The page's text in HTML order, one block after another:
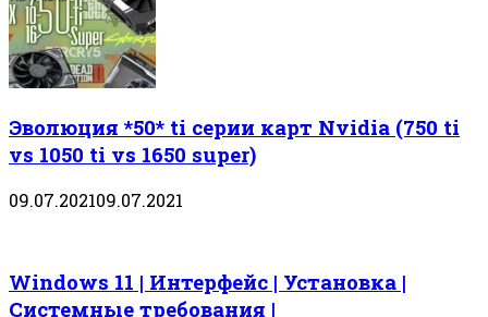
Эволюция *50* ti серии карт Nvidia (750 ti
vs 1050 ti vs 1650 super)
09.07.202109.07.2021
Windows 11 | Интерфейс | Установка |
Системные требования |